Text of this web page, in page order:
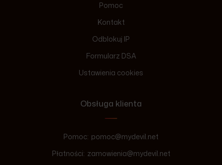
Pomoc
Kontakt
Odblokuj IP
Formularz DSA
Ustawienia cookies
Obsługa klienta
Pomoc: pomoc@mydevil.net
Płatności: zamowienia@mydevil.net